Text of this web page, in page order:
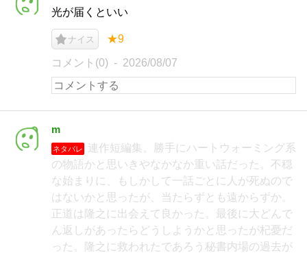
光が届くといい
ナイス ★9
コメント(0) 2026/08/07
m
ネタバレ
連作短編集。勝手にハートウォーミング系
の物語かと思いきやなかなか重い話だった。不穏
な始まりに、もしかして一話ごとに人が死ぬので
はないかと思ったが、当たらずとも遠からずか。
正道は隆之に出会えて良かった。最後に大どんで
ん返しがあったらどうしようかと思ったが杞憂だ
った。隆之に救われたであろう秘書内場の過去が